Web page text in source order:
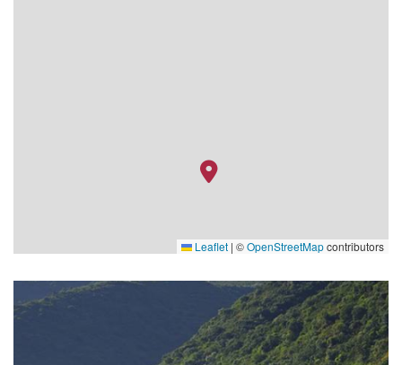
Leaflet | ©OpenStreetMapcontributors
Scenic